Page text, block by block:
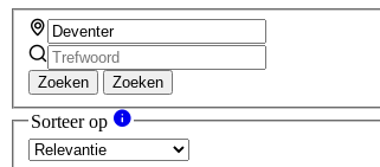
Zoeken Zoeken
Sorteer op